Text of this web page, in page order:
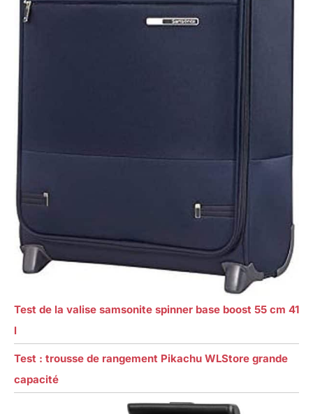
Test de la valise samsonite spinner base boost 55 cm 41
l
Test : trousse de rangement Pikachu WLStore grande
capacité